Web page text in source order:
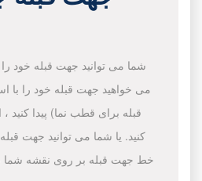
شما می توانید جهت قبله خود را
می خواهید جهت قبله خود را با
قبله برای قطب نما) پیدا کنید ،
کنید. یا شما می توانید جهت قبله
خط جهت قبله بر روی نقشه شما